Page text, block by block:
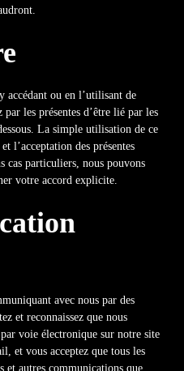
accédant ou en l’utilisant de
les présentes d’être lié par les
La simple utilisation de ce
l’acceptation des présentes
cas particuliers, nous pouvons
votre accord explicite.
avec nous par des
et reconnaissez que nous
voie électronique sur notre site
et vous acceptez que tous les
autres communications que